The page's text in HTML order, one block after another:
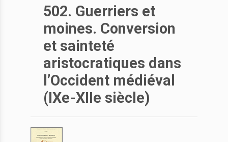
502. Guerriers et
moines. Conversion
et sainteté
aristocratiques dans
l’Occident médiéval
(IXe-XIIe siècle)